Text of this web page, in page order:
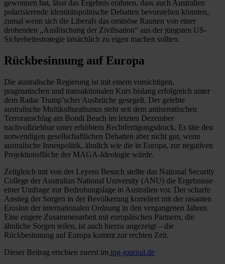
gewonnen hat, lässt das Ergebnis erahnen, dass auch Australien
polarisierende identitätspolitische Debatten bevorstehen könnten,
zumal wenn sich die Liberals das ominöse Raunen von einer
drohenden „Auslöschung der Zivilisation“ aus der jüngsten US-
Sicherheitsstrategie tatsächlich zu eigen machen sollten.
Rückbesinnung auf Europa
Die australische Regierung ist mit einem vorsichtigen,
pragmatischen und transaktionalen Kurs bislang erfolgreich unter
dem Radar Trump’scher Ausbrüche gesegelt. Der gelebte
australische Multikulturalismus steht seit dem antisemitischen
Terroranschlag am Bondi Beach im letzten Dezember
nachvollziehbar unter erhöhtem Rechtfertigungsdruck. Es täte den
notwendigen gesellschaftlichen Debatten aber nicht gut, wenn
australische Innenpolitik, ähnlich wie die in Europa, zur negativen
Projektionsfläche der MAGA-Ideologie würde.
Zeitgleich mit von der Leyens Besuch stellte das National Security
College der Australian National University (ANU) die Ergebnisse
einer Umfrage zur Bedrohungslage in Australien vor. Der scharfe
Anstieg der Sorgen in der Bevölkerung korreliert mit der rasanten
Erosion der internationalen Ordnung in den vergangenen Jahren.
Eine engere Zusammenarbeit mit europäischen Partnern, die
ähnliche Sorgen teilen, ist auch hierzu angezeigt – die
Rückbesinnung auf Europa kommt zur rechten Zeit.
Dieser Beitrag erschien zuerst im ipg-journal.de